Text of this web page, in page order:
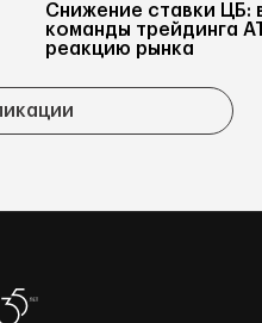
Снижение ставки ЦБ:
команды трейдинга
реакцию рынка